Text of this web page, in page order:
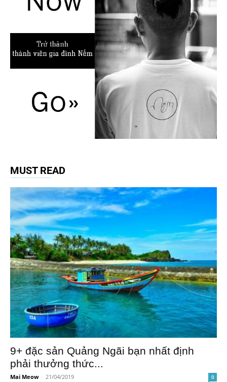
MUST READ
9+ đặc sản Quảng Ngãi bạn nhất định
phải thưởng thức...
Mai Meow - 21/04/2019 0